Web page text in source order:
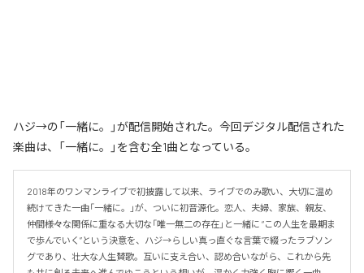
ハジ→の「一緒に。」が配信開始された。今回デジタル配信された
楽曲は、「一緒に。」を含む全1曲となっている。
2018年のワンマンライブで初披露して以来、ライブでのみ歌い、大切に温め
続けてきた一曲「一緒に。」が、ついに初音源化。恋人、夫婦、家族、親友、
仲間――様々な関係に重なる大切な「唯一無二の存在」と一緒に “この人生を最期ま
で歩んでいく”という決意を、ハジ→らしい真っ直ぐな言葉で綴ったラブソン
グであり、壮大な人生賛歌。互いに支え合い、認め合いながら、これから先